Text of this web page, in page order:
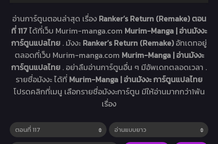
อ่านการ์ตูนตอนล่าสุด เรื่อง Ranker’s Return (Remake) ตอน
ที่ 117ได้ที่เว็บ Murim-manga.com Murim-Manga | อ่านมังงะ
การ์ตูนแปลไทย . มังงะ Ranker’s Return (Remake)อัทเดทอยู่
ตลอดที่เว็บ Murim-manga.com Murim-Manga | อ่านมังงะ
การ์ตูนแปลไทย . อย่าลืมอ่านการ์ตูนอื่น ๆ มีอัพเดทตลอดเวลา .
รายชื่อมังงะ ได้ที่ Murim-Manga | อ่านมังงะ การ์ตูนแปลไทย
โปรดคลิกที่เมนู เลือกรายชื่อมังงะการ์ตูน มีให้อ่านมากกว่า1พัน
เรื่อง